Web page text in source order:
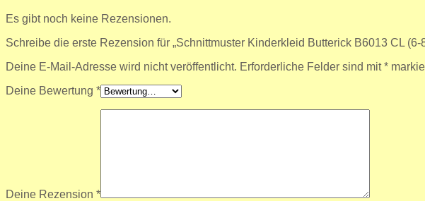
Es gibt noch keine Rezensionen.
Schreibe die erste Rezension für „Schnittmuster Kinderkleid Butterick B6013 CL (6-
Deine E-Mail-Adresse wird nicht veröffentlicht. Erforderliche Felder sind mit*
Deine Bewertung *
Deine Rezension *